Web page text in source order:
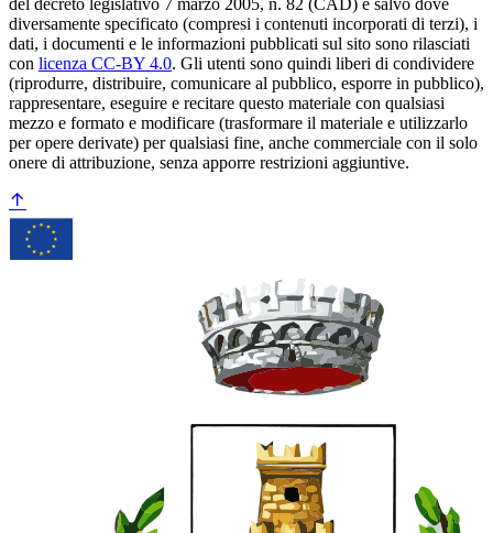
diversamente specificato (compresi i contenuti incorporati di terzi), i
dati, i documenti e le informazioni pubblicati sul sito sono rilasciati
con licenza CC-BY 4.0. Gli utenti sono quindi liberi di condividere
(riprodurre, distribuire, comunicare al pubblico, esporre in pubblico),
rappresentare, eseguire e recitare questo materiale con qualsiasi
mezzo e formato e modificare (trasformare il materiale e utilizzarlo
per opere derivate) per qualsiasi fine, anche commerciale con il solo
onere di attribuzione, senza apporre restrizioni aggiuntive.